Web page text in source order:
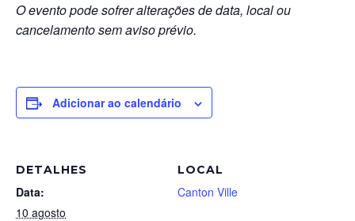
O evento pode sofrer alterações de data, local ou
cancelamento sem aviso prévio.
Adicionar ao calendário
DETALHES
Data:
10 agosto
LOCAL
Canton Ville